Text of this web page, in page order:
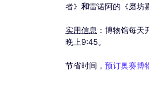
者》 和雷诺阿的《磨坊
实用信息 ：博物馆每
晚上9:45。
节省时间， 预订奥赛博